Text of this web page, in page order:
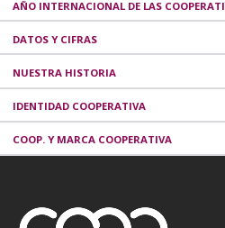
AÑO INTERNACIONAL DE LAS
DATOS Y CIFRAS
NUESTRA HISTORIA
IDENTIDAD COOPERATIVA
COOP. Y MARCA COOPERATIVA